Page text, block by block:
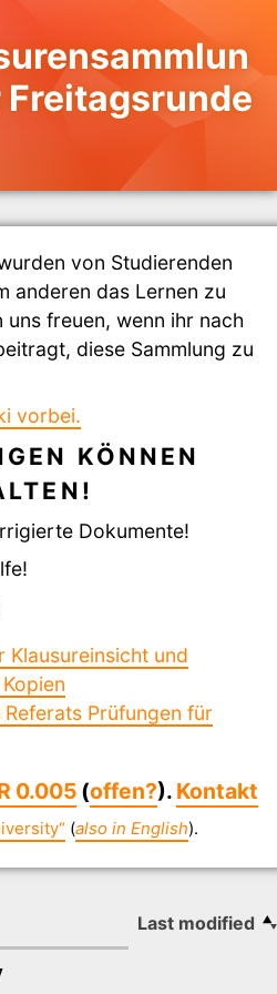
Freitagsrunde
von Studierenden
anderen das Lernen zu
freuen, wenn ihr nach
diese Sammlung zu
vorbei.
KÖNNEN
Dokumente!
Klausureinsicht und
Prüfungen für
0.005 (offen?). Kontakt
(also in English).
Last modified